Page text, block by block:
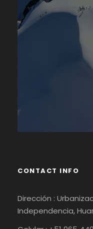
CONTACT INFO
Dirección :
Independencia,